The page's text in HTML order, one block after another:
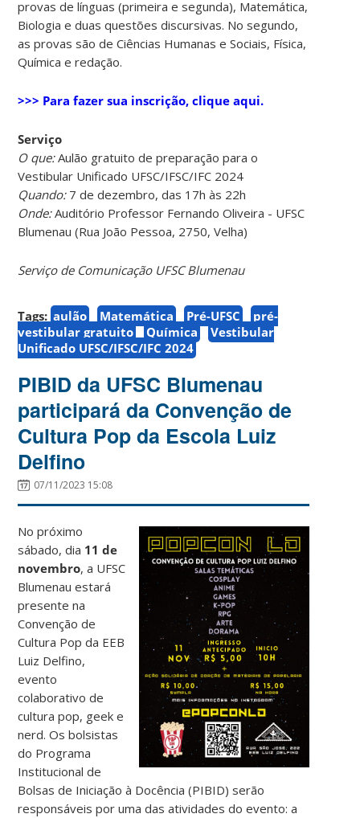
provas de línguas (primeira e segunda), Matemática,
Biologia e duas questões discursivas. No segundo,
as provas são de Ciências Humanas e Sociais, Física,
Química e redação.
>>> Para fazer sua inscrição, clique aqui.
Serviço
O que:Aulão gratuito de preparação para o
Vestibular Unificado UFSC/IFSC/IFC 2024
Quando:7 de dezembro, das 17h às 22h
Onde:Auditório Professor Fernando Oliveira - UFSC
Blumenau (Rua João Pessoa, 2750, Velha)
Serviço de Comunicação UFSC Blumenau
Tags: aulão Matemática Pré-UFSC
pré-
vestibular gratuito
Química
Vestibular
Unificado UFSC/IFSC/IFC 2024
PIBID da UFSC Blumenau
participará da Convenção de
Cultura Pop da Escola Luiz
Delfino
07/11/2023 15:08
No próximo
sábado, dia 11 de
novembro, a UFSC
Blumenau estará
presente na
Convenção de
Cultura Pop da EEB
Luiz Delfino,
evento
colaborativo de
cultura pop, geek e
nerd. Os bolsistas
do Programa
Institucional de
Bolsas de Iniciação à Docência (PIBID) serão
responsáveis por uma das atividades do evento: a